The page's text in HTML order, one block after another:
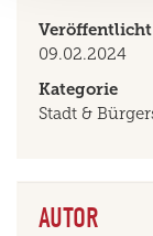
09.02.2024
Kategorie
Stadt &
AUTOR